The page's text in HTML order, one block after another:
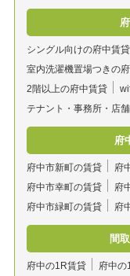
シングル向けの府中賃貸
室内洗濯機置場つきの
2階以上の府中賃貸
テナント・事務所・店
府
府中市新町の賃貸 府
府中市幸町の賃貸
府
府中市緑町の賃貸
府
間
府中の1R賃貸 府中の